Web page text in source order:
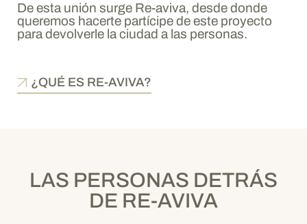
De esta unión surge Re-aviva, desde donde
queremos hacerte partícipe de este proyecto
para devolverle la ciudad a las personas.
¿QUÉ ES RE-AVIVA?
LAS PERSONAS DETRÁS
DE RE-AVIVA